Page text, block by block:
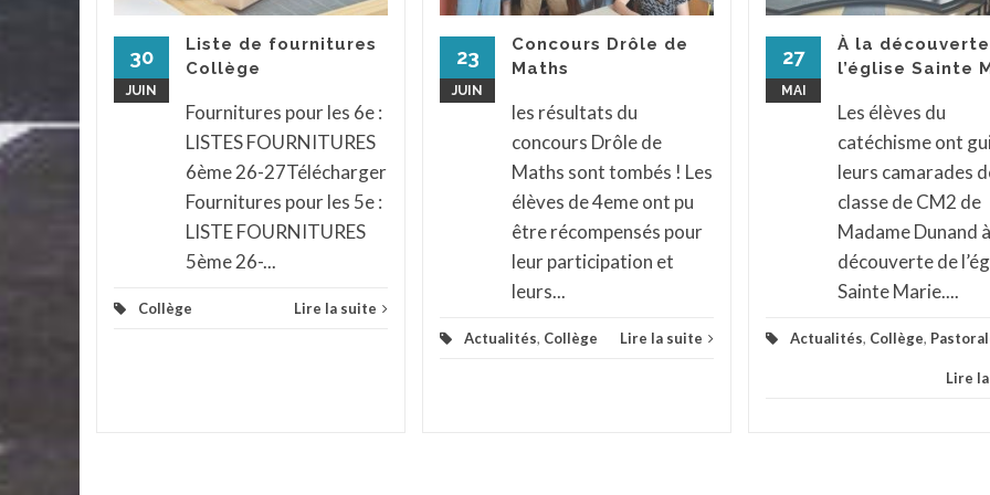
30
JUIN
Liste de fournitures
Collège
Fournitures pour les 6e :
LISTES FOURNITURES
6ème 26-27Télécharger
Fournitures pour les 5e :
LISTE FOURNITURES
5ème 26-...
Collège Lire la suite
23
JUIN
Concours Drôle de
Maths
les résultats du
concours Drôle de
Maths sont tombés ! Les
élèves de 4eme ont pu
être récompensés pour
leur participation et
leurs...
Actualités, Collège Lire la suite
27
MAI
À la
l’église Sainte
Les élèves du
catéchisme ont
leurs camarades
classe de CM2 de
Madame Dunand
découverte de
Sainte Marie....
Actualités, Collège,
Lire